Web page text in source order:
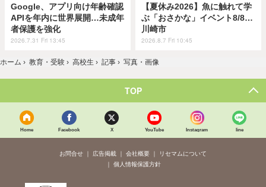
Google、アプリ向け年齢確認
APIを年内に世界展開…未成年
者保護を強化
2026.7.31 Fri 13:45
【夏休み2026】魚に触れて学
ぶ「おさかな」イベント8/8…
川崎市
2026.8.7 Fri 10:45
ホーム › 教育・受験 › 高校生 › 記事 › 写真・画像
TOP
Home Facebook X YouTube Instagram line
お問合せ 広告掲載 会社概要
リセマムについて
個人情報保護方針